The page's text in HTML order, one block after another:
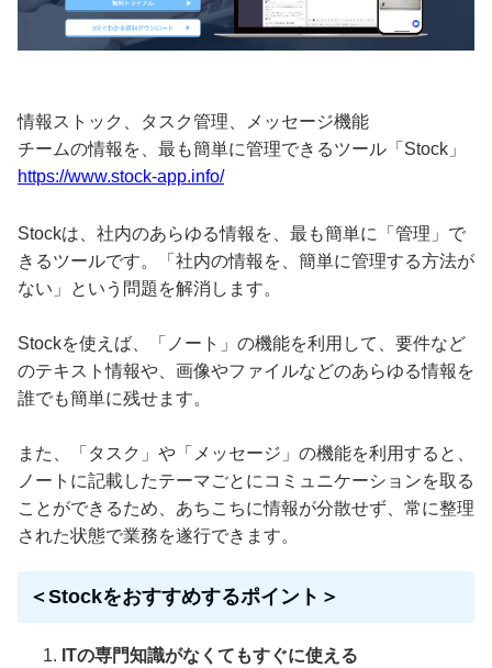
情報ストック、タスク管理、メッセージ機能
チームの情報を、最も簡単に管理できるツール「Stock」
https://www.stock-app.info/
Stockは、社内のあらゆる情報を、最も簡単に「管理」で
きるツールです。「社内の情報を、簡単に管理する方法が
ない」という問題を解消します。
Stockを使えば、「ノート」の機能を利用して、要件など
のテキスト情報や、画像やファイルなどのあらゆる情報を
誰でも簡単に残せます。
また、「タスク」や「メッセージ」の機能を利用すると、
ノートに記載したテーマごとにコミュニケーションを取る
ことができるため、あちこちに情報が分散せず、常に整理
された状態で業務を遂行できます。
＜Stockをおすすめするポイント＞
ITの専門知識がなくてもすぐに使える